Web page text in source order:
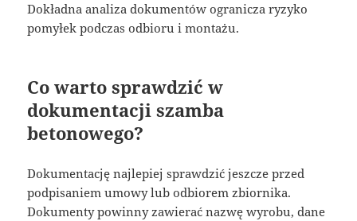
Dokładna analiza dokumentów ogranicza ryzyko
pomyłek podczas odbioru i montażu.
Co warto sprawdzić w
dokumentacji szamba
betonowego?
Dokumentację najlepiej sprawdzić jeszcze przed
podpisaniem umowy lub odbiorem zbiornika.
Dokumenty powinny zawierać nazwę wyrobu, dane